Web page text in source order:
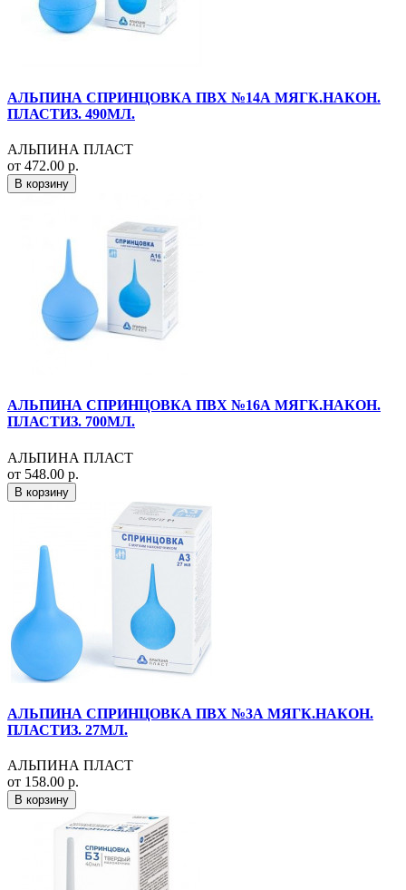
АЛЬПИНА СПРИНЦОВКА ПВХ №14А МЯГК.НАКОН.
ПЛАСТИЗ. 490МЛ.
АЛЬПИНА ПЛАСТ
от 472.00 р.
В корзину
АЛЬПИНА СПРИНЦОВКА ПВХ №16А МЯГК.НАКОН.
ПЛАСТИЗ. 700МЛ.
АЛЬПИНА ПЛАСТ
от 548.00 р.
В корзину
АЛЬПИНА СПРИНЦОВКА ПВХ №3А МЯГК.НАКОН.
ПЛАСТИЗ. 27МЛ.
АЛЬПИНА ПЛАСТ
от 158.00 р.
В корзину